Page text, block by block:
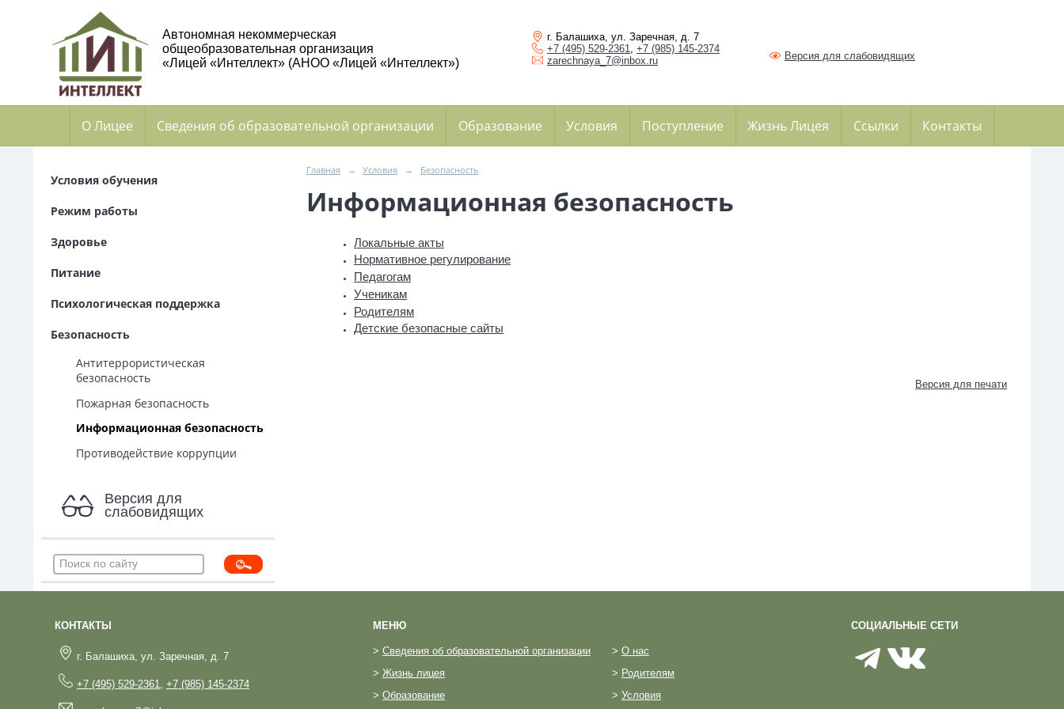
Автономная некоммерческая
общеобразовательная организация
«Лицей «Интеллект» (АНОО «Лицей «Интеллект»)
г. Балашиха, ул. Заречная, д. 7
+7 (495) 529-2361
+7 (985) 145-2374
zarechnaya_7@inbox.ru
Версия для слабовидящих
О Лицее Сведения об образовательной организации Образование Условия Поступление Жизнь Лицея Ссылки Контакты
Условия обучения
Режим работы
Здоровье
Питание
Психологическая поддержка
Безопасность
Антитеррористическая
безопасность
Пожарная безопасность
Информационная безопасность
Противодействие коррупции
Версия для
слабовидящих
Главная → Условия → Безопасность
Информационная безопасность
Локальные акты
Нормативное регулирование
Педагогам
Ученикам
Родителям
Детские безопасные сайты
Версия для печати
КОНТАКТЫ МЕНЮ СОЦИАЛЬНЫЕ СЕТИ
г. Балашиха, ул. Заречная, д. 7
+7 (495) 529-2361, +7 (985) 145-2374
> Сведения об образовательной организации
> Жизнь лицея
> Образование
> О нас
> Родителям
> Условия